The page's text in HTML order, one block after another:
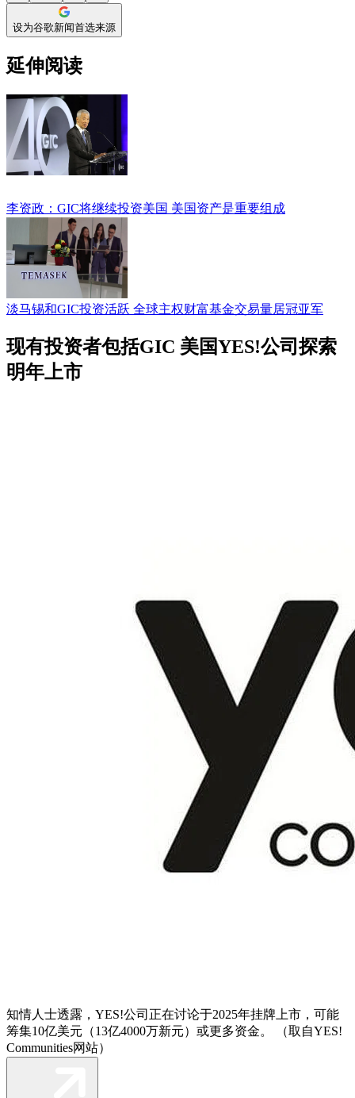
设为谷歌新闻首选来源
延伸阅读
李资政：GIC将继续投资美国 美国资产是重要组成
淡马锡和GIC投资活跃 全球主权财富基金交易量居冠亚军
现有投资者包括GIC 美国YES!公司探索
明年上市
知情人士透露，YES!公司正在讨论于2025年挂牌上市，可能
筹集10亿美元（13亿4000万新元）或更多资金。 （取自YES!
Communities网站）